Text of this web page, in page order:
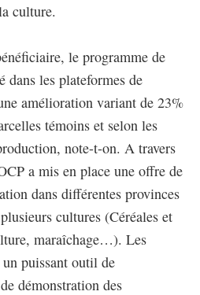
culture.
le programme de
dans les plateformes de
amélioration variant de 23%
témoins et selon les
note-t-on. A travers
a mis en place une offre de
dans différentes provinces
cultures (Céréales et
maraîchage…). Les
puissant outil de
démonstration des